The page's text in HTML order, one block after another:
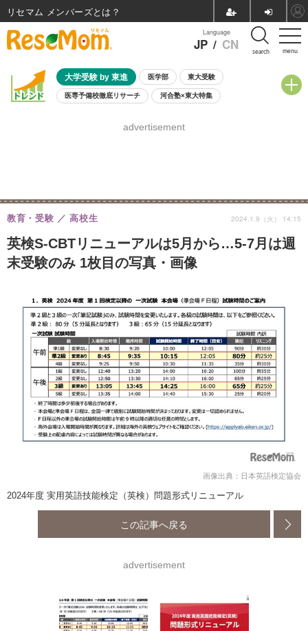
menu
Language
JP / CN search
大学受験 by 東進 医学部 東大受験
医専予備校徹底リサーチ 河合塾×東大特集
8月開催学校説明会・相談会
advertisement
英検S-CBTリニューアルは5月から…5-7月は週
末受験のみ 1枚目の写真・画像
教育・受験 高校生 2024.1.9（火） 14:15
画像出典：日本英語検定協会
2024年度 実用英語技能検定（英検）問題形式リニューアル
この記事へ戻る
advertisement
リセマム メンバーズ